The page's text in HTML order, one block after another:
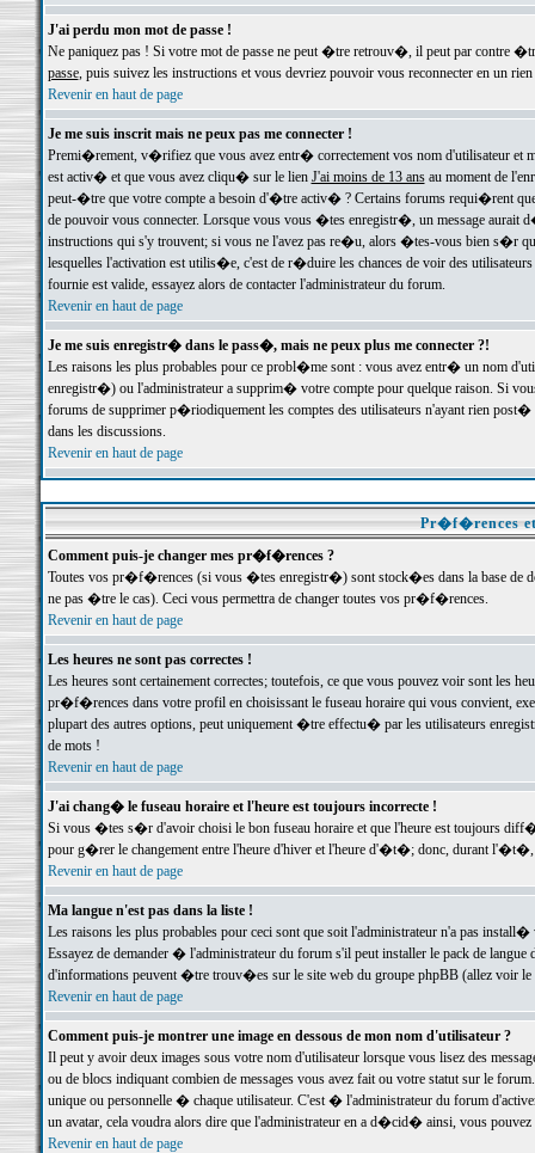
J'ai perdu mon mot de passe !
Ne paniquez pas ! Si votre mot de passe ne peut �tre retrouv�, il peut par contre
passe, puis suivez les instructions et vous devriez pouvoir vous reconnecter en un rien
Revenir en haut de page
Je me suis inscrit mais ne peux pas me connecter !
Premi�rement, v�rifiez que vous avez entr� correctement vos nom d'utilisateur
est activ� et que vous avez cliqu� sur le lien J'ai moins de 13 ansau moment de
peut-�tre que votre compte a besoin d'�tre activ� ? Certains forums requi�rent
de pouvoir vous connecter. Lorsque vous vous �tes enregistr�, un message aurait
instructions qui s'y trouvent; si vous ne l'avez pas re�u, alors �tes-vous bien s�r
lesquelles l'activation est utilis�e, c'est de r�duire les chances de voir des
fournie est valide, essayez alors de contacter l'administrateur du forum.
Revenir en haut de page
Je me suis enregistr� dans le pass�, mais ne peux plus me connecter ?!
Les raisons les plus probables pour ce probl�me sont : vous avez entr� un nom
enregistr�) ou l'administrateur a supprim� votre compte pour quelque raison. Si
forums de supprimer p�riodiquement les comptes des utilisateurs n'ayant rien
dans les discussions.
Revenir en haut de page
Pr�f�rences
Comment puis-je changer mes pr�f�rences ?
Toutes vos pr�f�rences (si vous �tes enregistr�) sont stock�es dans la base de
ne pas �tre le cas). Ceci vous permettra de changer toutes vos pr�f�rences.
Revenir en haut de page
Les heures ne sont pas correctes !
Les heures sont certainement correctes; toutefois, ce que vous pouvez voir sont
pr�f�rences dans votre profil en choisissant le fuseau horaire qui vous convient,
plupart des autres options, peut uniquement �tre effectu� par les utilisateurs
de mots !
Revenir en haut de page
J'ai chang� le fuseau horaire et l'heure est toujours incorrecte !
Si vous �tes s�r d'avoir choisi le bon fuseau horaire et que l'heure est toujours
pour g�rer le changement entre l'heure d'hiver et l'heure d'�t�; donc, durant
Revenir en haut de page
Ma langue n'est pas dans la liste !
Les raisons les plus probables pour ceci sont que soit l'administrateur n'a pas
Essayez de demander � l'administrateur du forum s'il peut installer le pack de
d'informations peuvent �tre trouv�es sur le site web du groupe phpBB (allez voir le
Revenir en haut de page
Comment puis-je montrer une image en dessous de mon nom d'utilisateur ?
Il peut y avoir deux images sous votre nom d'utilisateur lorsque vous lisez des
ou de blocs indiquant combien de messages vous avez fait ou votre statut sur le
unique ou personnelle � chaque utilisateur. C'est � l'administrateur du forum
un avatar, cela voudra alors dire que l'administrateur en a d�cid� ainsi, vous
Revenir en haut de page